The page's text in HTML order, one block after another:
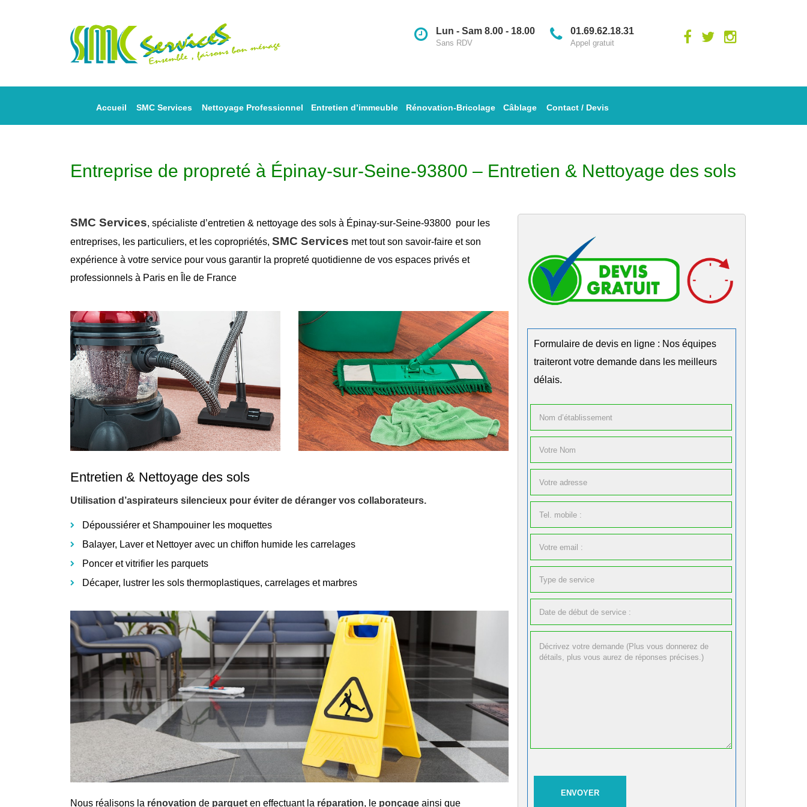
01.69.62.18.31
Appel gratuit
Lun - Sam 8.00 - 18.00
Sans RDV
Accueil SMC Services Nettoyage Professionnel Entretien d’immeuble Rénovation-Bricolage Câblage Contact / Devis
Entreprise de propreté à Épinay-sur-Seine-93800 – Entretien & Nettoyage des sols
SMC Services, spécialiste d’entretien & nettoyage des sols à Épinay-sur-Seine-93800 pour les
entreprises, les particuliers, et les copropriétés, SMC Services met tout son savoir-faire et son
expérience à votre service pour vous garantir la propreté quotidienne de vos espaces privés et
professionnels à Paris en Île de France
Entretien & Nettoyage des sols
Utilisation d’aspirateurs silencieux pour éviter de déranger vos collaborateurs.
Dépoussiérer et Shampouiner les moquettes
Balayer, Laver et Nettoyer avec un chiffon humide les carrelages
Poncer et vitrifier les parquets
Décaper, lustrer les sols thermoplastiques, carrelages et marbres
Nous réalisons la rénovation de parquet en effectuant la réparation, le ponçage ainsi que
Formulaire de devis en ligne : Nos équipes
traiteront votre demande dans les meilleurs
délais.